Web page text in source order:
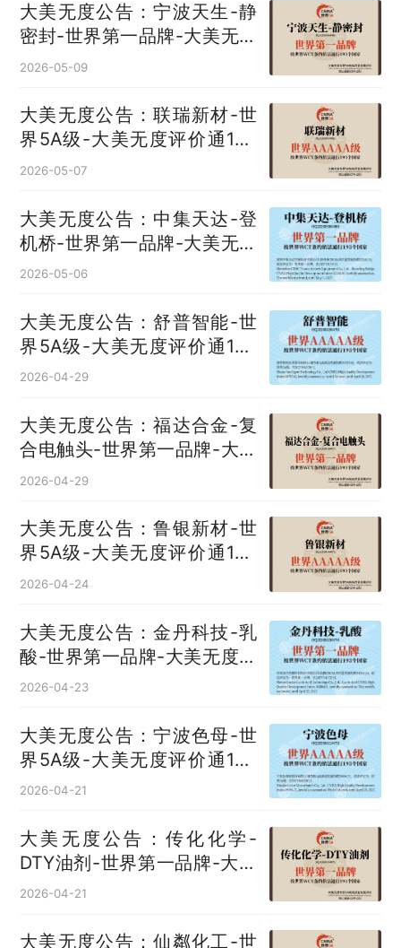
大美无度公告：宁波天生-静
密封‌-世界第一品牌-大美无度
评价通193国
2026-05-09
大美无度公告：联瑞新材-世
界5A级-大美无度评价通193
国
2026-05-07
大美无度公告：中集天达-登
机桥‌-世界第一品牌-大美无度
评价通193国
2026-05-06
大美无度公告：舒普智能-世
界5A级-大美无度评价通193
国
2026-04-29
大美无度公告：福达合金-复
合电触头‌-世界第一品牌-大美
无度评价通193国
2026-04-29
大美无度公告：鲁银新材-世
界5A级-大美无度评价通193
国
2026-04-24
大美无度公告：金丹科技-乳
酸‌-世界第一品牌-大美无度评
价通193国
2026-04-23
大美无度公告：宁波色母-世
界5A级-大美无度评价通193
国
2026-04-21
大美无度公告：传化化学-
DTY油剂‌-世界第一品牌-大美
无度评价通193国
2026-04-21
大美无度公告：仙粼化工-世